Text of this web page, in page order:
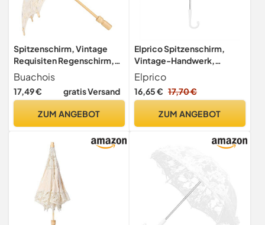
Spitzenschirm, Vintage
Requisiten Regenschirm,
38cm Diameter Hochzeit
Baumwolle Sonnenschirm
Brautschirm Westlicher Stil
Griff Hochzeitsfeier Feier
Regenschirm
Buachois
17,49 € gratis Versand
ZUM ANGEBOT
Elprico Spitzenschirm,
Vintage-Handwerk,
Stickerei, Sonnenschirm,
Hochzeit, Brautschirm,
Bankett, Kinder,
Verlobung, Fotografie,
Elprico
16,65 € 17,70 €
ZUM ANGEBOT